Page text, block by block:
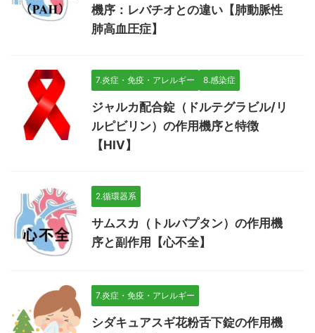
機序：レバチオとの違い【肺動脈性
肺高血圧症】
7.炎症・免疫・アレルギー 8.感染症
ジャルカ配合錠（ドルテグラビル/リ
ルピビリン）の作用機序と特徴
【HIV】
2.循環器系
サムスカ（トルバプタン）の作用機
序と副作用【心不全】
7.炎症・免疫・アレルギー
シダキュアスギ花粉舌下錠の作用機